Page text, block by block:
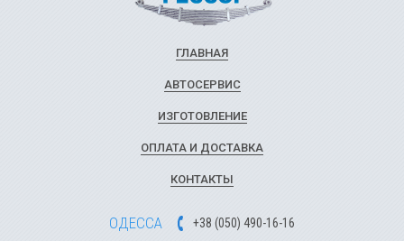
ГЛАВНАЯ
АВТОСЕРВИС
ИЗГОТОВЛЕНИЕ
ОПЛАТА И ДОСТАВКА
КОНТАКТЫ
ОДЕССА +38 (050) 490-16-16